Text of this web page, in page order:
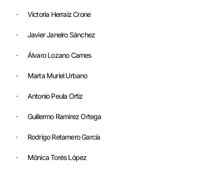
· Victoria Herraiz Crone
· Javier Janeiro Sánchez
· Álvaro Lozano Cames
· Marta Muriel Urbano
· Antonio Peula Ortiz
· Guillermo Ramírez Ortega
· Rodrigo Retamero García
· Mónica Torés López